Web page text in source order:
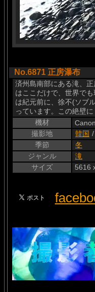
No.6871 正房瀑布
済州島南部にある滝、
はここだけで、世界で
は紀元前に、徐不(ソブ
っています。この絶壁
機材
撮影地
韓国 /
季節
冬
ジャンル
滝
サイズ
5616